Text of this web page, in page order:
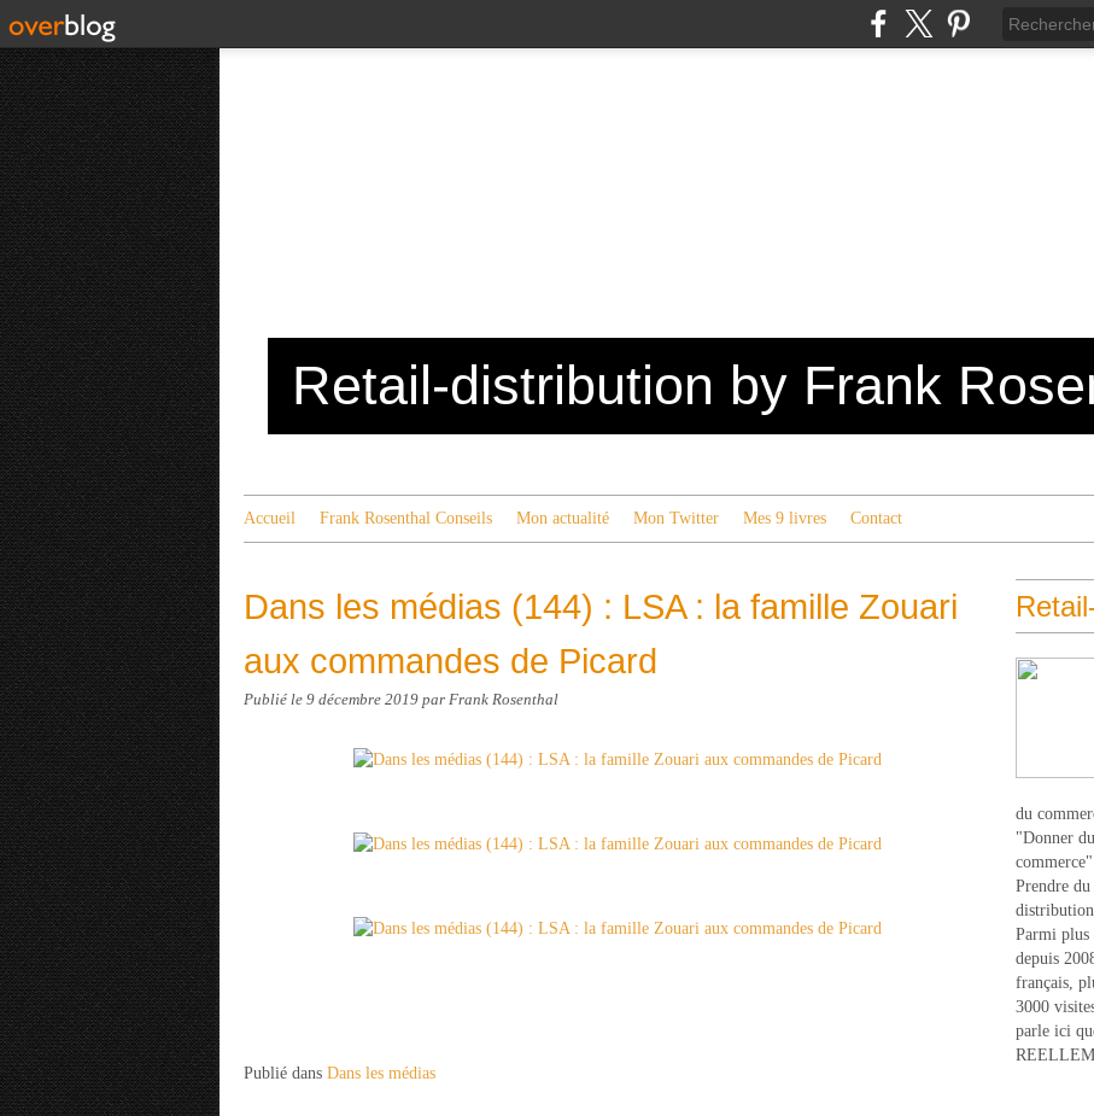
Retail-distribution by Frank
Accueil Frank Rosenthal Conseils Mon actualité Mon Twitter Mes 9 livres Contact
Dans les médias (144) : LSA : la famille Zouari
aux commandes de Picard
Publié le 9 décembre 2019 par Frank Rosenthal
Publié dans Dans les médias
du
"Donner
Prendre
Parmi plus
depuis
français,
3000
parle ici